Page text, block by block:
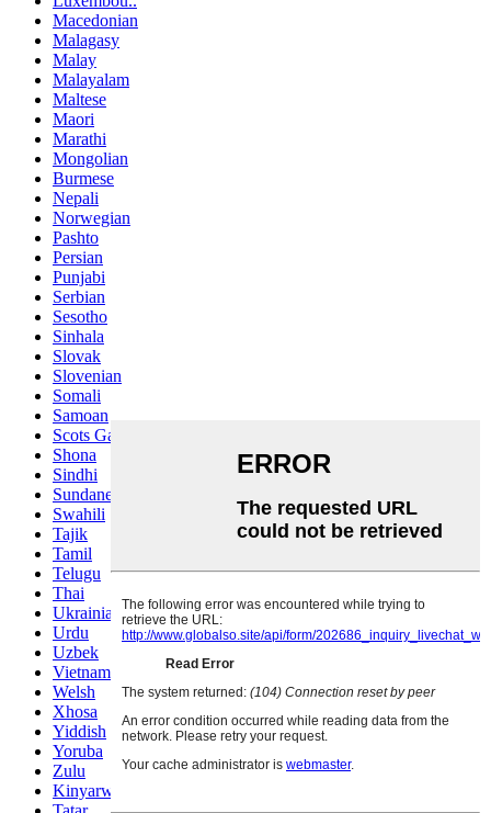
Macedonian
Malagasy
Malay
Malayalam
Maltese
Maori
Marathi
Mongolian
Burmese
Nepali
Norwegian
Pashto
Persian
Punjabi
Serbian
Sesotho
Sinhala
Slovak
Slovenian
Somali
Samoan
Scots Gaelic
Shona
Sindhi
Sundanese
Swahili
Tajik
Tamil
Telugu
Thai
Ukrainian
Urdu
Uzbek
Vietnamese
Welsh
Xhosa
Yiddish
Yoruba
Zulu
Kinyarwanda